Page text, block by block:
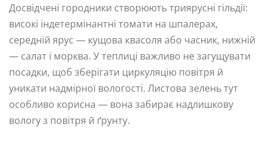
Досвідчені городники створюють триярусні гільдії:
високі індетермінантні томати на шпалерах,
середній ярус — кущова квасоля або часник, нижній
— салат і морква. У теплиці важливо не загущувати
посадки, щоб зберігати циркуляцію повітря й
уникати надмірної вологості. Листова зелень тут
особливо корисна — вона забирає надлишкову
вологу з повітря й ґрунту.